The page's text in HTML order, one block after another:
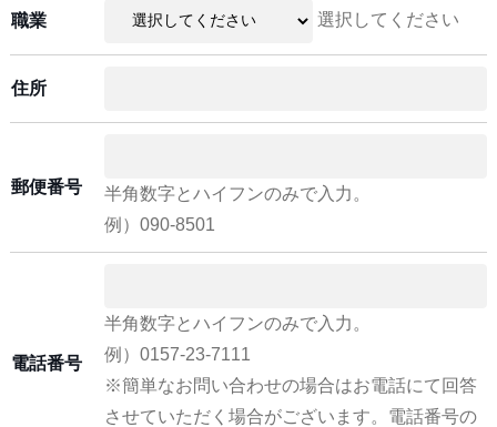
職業 選択してください
住所
郵便番号
半角数字とハイフンのみで入力。
例）090-8501
電話番号
半角数字とハイフンのみで入力。
例）0157-23-7111
※簡単なお問い合わせの場合はお電話にて回答
させていただく場合がございます。電話番号の